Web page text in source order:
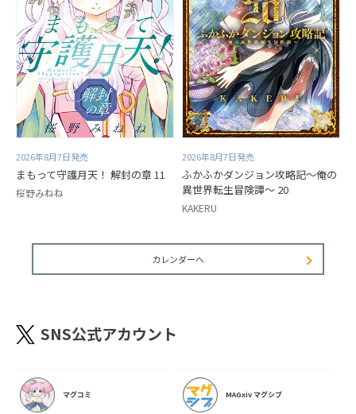
2026年8月7日発売
まもって守護月天！ 解封の章 11
桜野みねね
2026年8月7日発売
ふかふかダンジョン攻略記～俺の
異世界転生冒険譚～ 20
KAKERU
カレンダーへ
SNS公式アカウント
マグコミ MAGxiv マグシブ